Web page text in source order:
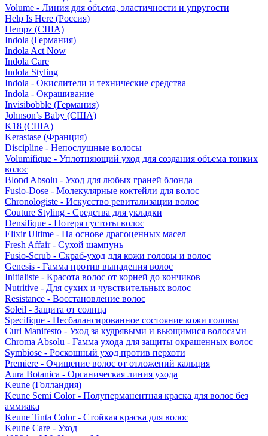
Volume - Линия для объема, эластичности и упругости
Help Is Here (Россия)
Hempz (США)
Indola (Германия)
Indola Act Now
Indola Care
Indola Styling
Indola - Окислители и технические средства
Indola - Окрашивание
Invisibobble (Германия)
Johnson’s Baby (США)
K18 (США)
Kerastase (Франция)
Discipline - Непослушные волосы
Volumifique - Уплотняющий уход для создания объема тонких
волос
Blond Absolu - Уход для любых граней блонда
Fusio-Dose - Молекулярные коктейли для волос
Chronologiste - Искусство ревитализации волос
Couture Styling - Средства для укладки
Densifique - Потеря густоты волос
Elixir Ultime - На основе драгоценных масел
Fresh Affair - Сухой шампунь
Fusio-Scrub - Скраб-уход для кожи головы и волос
Genesis - Гамма против выпадения волос
Initialiste - Красота волос от корней до кончиков
Nutritive - Для сухих и чувствительных волос
Resistance - Восстановление волос
Soleil - Защита от солнца
Specifique - Несбалансированное состояние кожи головы
Curl Manifesto - Уход за кудрявыми и вьющимися волосами
Chroma Absolu - Гамма ухода для защиты окрашенных волос
Symbiose - Роскошный уход против перхоти
Premiere - Очищение волос от отложений кальция
Aura Botanica - Органическая линия ухода
Keune (Голландия)
Keune Semi Color - Полуперманентная краска для волос без
аммиака
Keune Tinta Color - Стойкая краска для волос
Keune Care - Уход